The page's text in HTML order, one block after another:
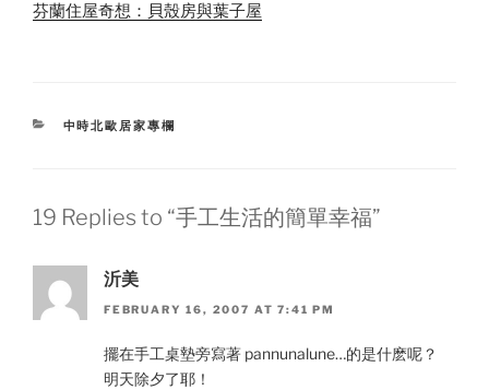
芬蘭住屋奇想：貝殼房與葉子屋
CATEGORIES
中時北歐居家專欄
19 Replies to “手工生活的簡單幸福”
沂美
FEBRUARY 16, 2007 AT 7:41 PM
擺在手工桌墊旁寫著 pannunalune…的是什麽呢？
明天除夕了耶！